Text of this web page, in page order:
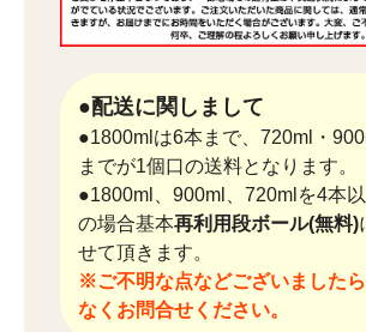
●配送に関しまして
●1800mlは6本まで、720ml・
までが1個口の送料となります。
●1800ml、900ml、720mlを4本
の場合基本再利用段ボール(無料)
せて頂きます。
※ご不明な点などございました
なくお問合せください。